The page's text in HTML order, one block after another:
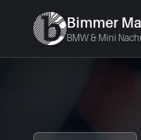
Bimmer
BMW & Mini